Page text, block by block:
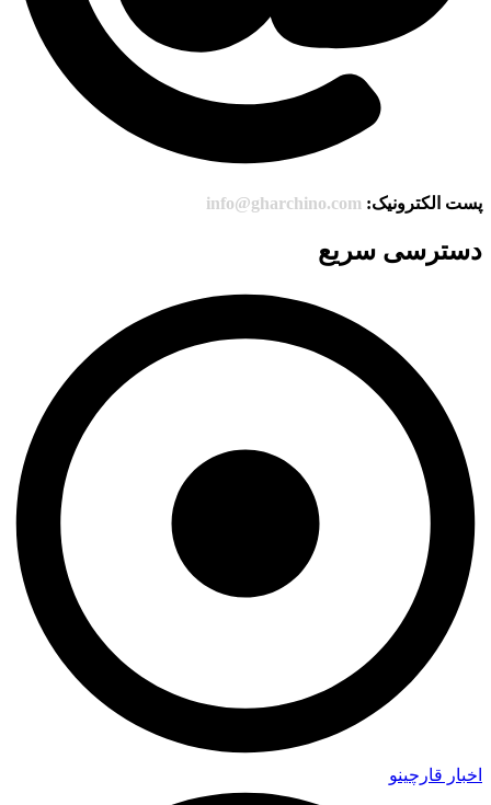
پست الکترونیک: info@gharchino.com
دسترسی سریع
اخبار قارچینو